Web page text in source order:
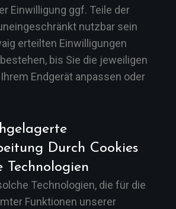
Einwilligung ggf. Teile der
nutzbar sein
erteilten Einwilligungen
bis Sie die jeweiligen
Endgerät anpassen oder
Durch Cookies
Technologien
Technologien, die für die
Funktionen unserer